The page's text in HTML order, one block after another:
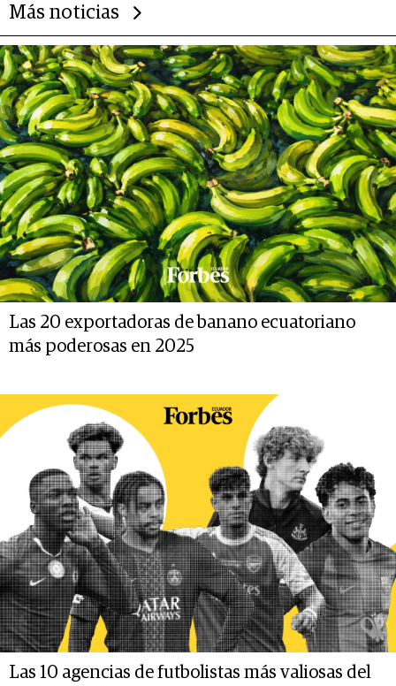
Más noticias
Las 20 exportadoras de banano ecuatoriano
más poderosas en 2025
Las 10 agencias de futbolistas más valiosas del